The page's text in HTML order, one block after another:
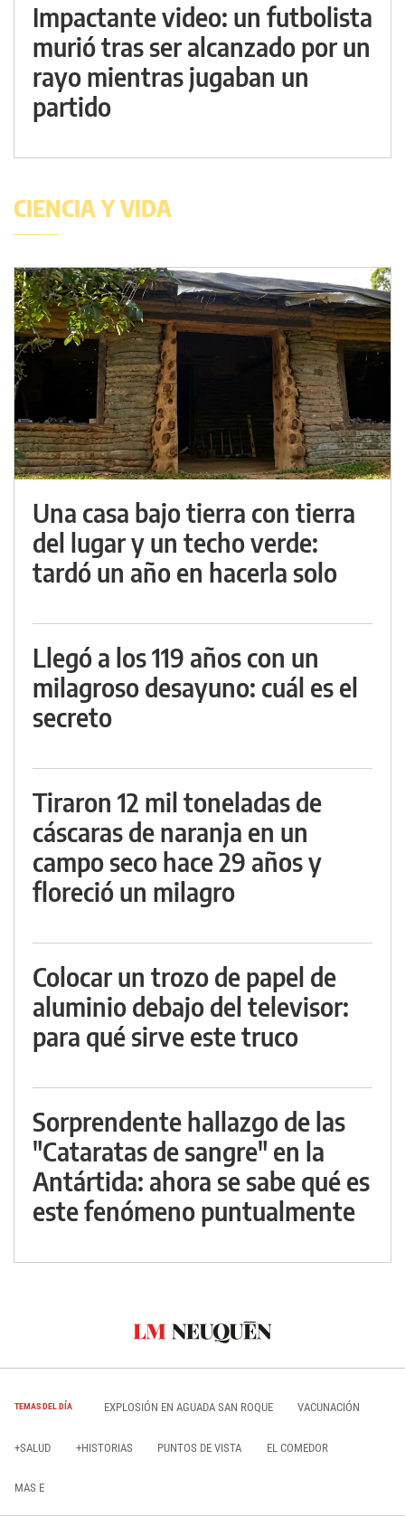
Impactante video: un futbolista
murió tras ser alcanzado por un
rayo mientras jugaban un
partido
CIENCIA Y VIDA
Una casa bajo tierra con tierra
del lugar y un techo verde:
tardó un año en hacerla solo
Llegó a los 119 años con un
milagroso desayuno: cuál es el
secreto
Tiraron 12 mil toneladas de
cáscaras de naranja en un
campo seco hace 29 años y
floreció un milagro
Colocar un trozo de papel de
aluminio debajo del televisor:
para qué sirve este truco
Sorprendente hallazgo de las
"Cataratas de sangre" en la
Antártida: ahora se sabe qué es
este fenómeno puntualmente
TEMAS DEL DÍA EXPLOSIÓN EN AGUADA SAN ROQUE VACUNACIÓN
+SALUD +HISTORIAS PUNTOS DE VISTA EL COMEDOR
MAS E